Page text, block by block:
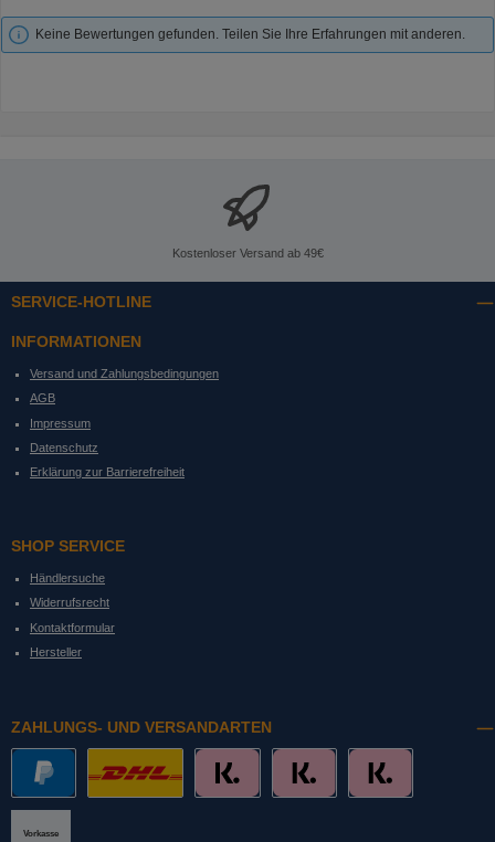
Keine Bewertungen gefunden. Teilen Sie Ihre Erfahrungen mit anderen.
Kostenloser Versand ab 49€
SERVICE-HOTLINE
INFORMATIONEN
Versand und Zahlungsbedingungen
AGB
Impressum
Datenschutz
Erklärung zur Barrierefreiheit
SHOP SERVICE
Händlersuche
Widerrufsrecht
Kontaktformular
Hersteller
ZAHLUNGS- UND VERSANDARTEN
Vorkasse